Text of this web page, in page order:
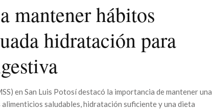
mantener hábitos
hidratación para
en San Luis Potosí destacó la importancia de mantener una
saludables, hidratación suficiente y una dieta